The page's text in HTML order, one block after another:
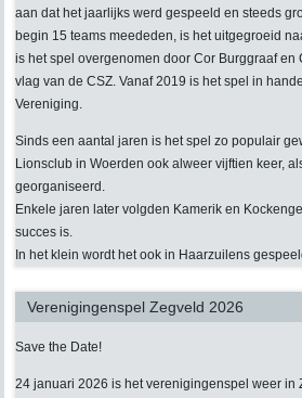
aan dat het jaarlijks werd gespeeld en steeds
begin 15 teams meededen, is het uitgegroeid
is het spel overgenomen door Cor Burggraaf en
vlag van de CSZ. Vanaf 2019 is het spel in
Vereniging.
Sinds een aantal jaren is het spel zo populair
Lionsclub in Woerden ook alweer vijftien keer,
georganiseerd.
Enkele jaren later volgden Kamerik en
succes is.
In het klein wordt het ook in Haarzuilens
Verenigingenspel Zegveld 2026
Save the Date!
24 januari 2026 is het verenigingenspel weer in